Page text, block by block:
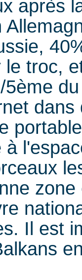
après
troc,
à
Il est